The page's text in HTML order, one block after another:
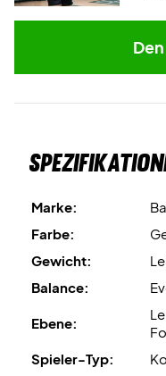
Schaft und Kopf
Kontrolle bei deinen
Spiele schnell und
empfehlen eine
Experten-Tipp:
Für
Hinweis: Wird ohne
Marke:
Farbe:
Gewicht:
Balance:
Ebene:
Spieler-Typ: